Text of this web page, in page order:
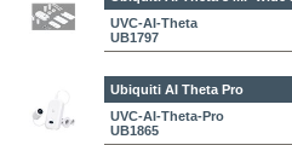
UVC-AI-Theta
UB1797
Ubiquiti AI Theta Pro
UVC-AI-Theta-Pro
UB1865